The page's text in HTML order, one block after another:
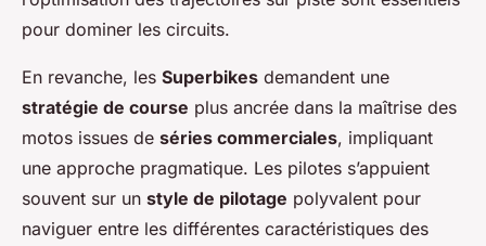
pour dominer les circuits.
En revanche, les Superbikes demandent une
stratégie de course plus ancrée dans la maîtrise des
motos issues de séries commerciales, impliquant
une approche pragmatique. Les pilotes s’appuient
souvent sur un style de pilotage polyvalent pour
naviguer entre les différentes caractéristiques des